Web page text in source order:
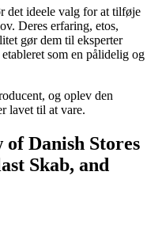
det ideele valg for at tilføje
Deres erfaring, etos,
gør dem til eksperter
som en pålidelig og
og oplev den
lavet til at vare.
Danish Stores
Skab, and